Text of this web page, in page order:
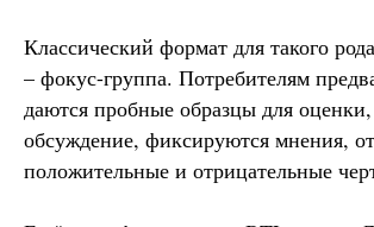
Классический формат для такого
– фокус-группа. Потребителям
даются пробные образцы для
обсуждение, фиксируются мнения,
положительные и отрицательные